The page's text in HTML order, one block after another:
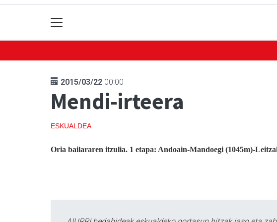
2015/03/22 00:00
Mendi-irteera
ESKUALDEA
Oria bailararen itzulia. 1 etapa: Andoain-Mandoegi (1045m)-